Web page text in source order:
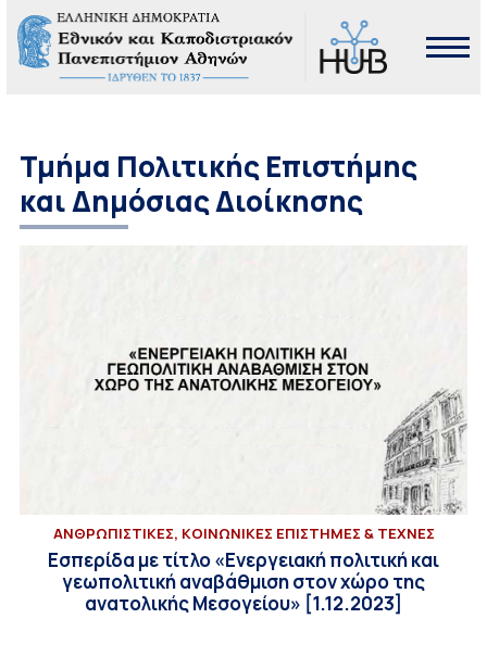
Τμήμα Πολιτικής Επιστήμης
και Δημόσιας Διοίκησης
ΑΝΘΡΩΠΙΣΤΙΚΕΣ, ΚΟΙΝΩΝΙΚΕΣ ΕΠΙΣΤΗΜΕΣ & ΤΕΧΝΕΣ
Εσπερίδα με τίτλο «Ενεργειακή πολιτική και
γεωπολιτική αναβάθμιση στον χώρο της
ανατολικής Μεσογείου» [1.12.2023]